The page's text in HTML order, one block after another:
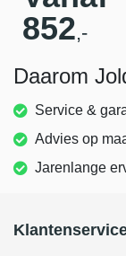
852,-
Daarom
Service &
Advies op
Jarenlange